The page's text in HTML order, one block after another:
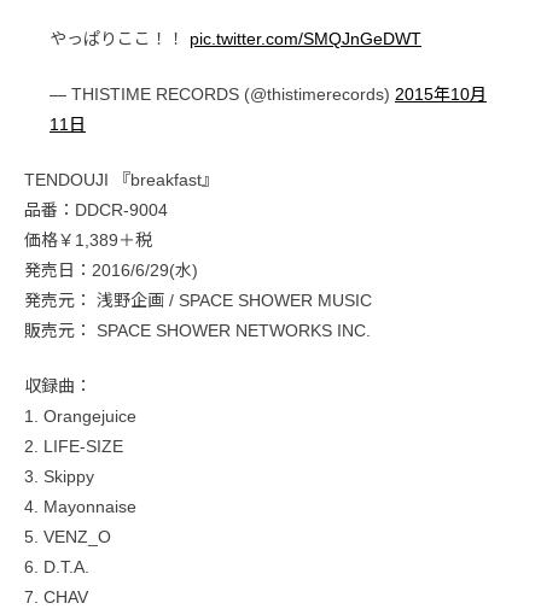
やっぱりここ！！ pic.twitter.com/SMQJnGeDWT
— THISTIME RECORDS (@thistimerecords) 2015年10月
11日
TENDOUJI 『breakfast』
品番：DDCR-9004
価格￥1,389＋税
発売日：2016/6/29(水)
発売元： 浅野企画 / SPACE SHOWER MUSIC
販売元： SPACE SHOWER NETWORKS INC.
収録曲：
1. Orangejuice
2. LIFE-SIZE
3. Skippy
4. Mayonnaise
5. VENZ_O
6. D.T.A.
7. CHAV